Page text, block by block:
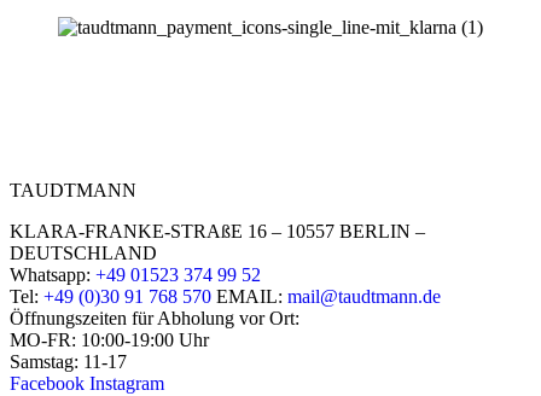
TAUDTMANN
KLARA-FRANKE-STRAßE 16 – 10557 BERLIN –
DEUTSCHLAND
Whatsapp: +49 01523 374 99 52
Tel: +49 (0)30 91 768 570 EMAIL: mail@taudtmann.de
Öffnungszeiten für Abholung vor Ort:
MO-FR: 10:00-19:00 Uhr
Samstag: 11-17
Facebook Instagram